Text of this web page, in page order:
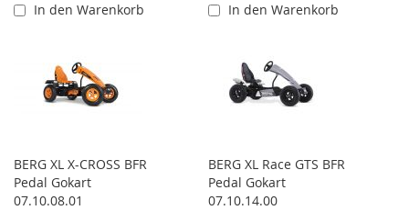
In den Warenkorb In den Warenkorb
BERG XL X-CROSS BFR
Pedal Gokart
07.10.08.01
BERG XL Race GTS BFR
Pedal Gokart
07.10.14.00